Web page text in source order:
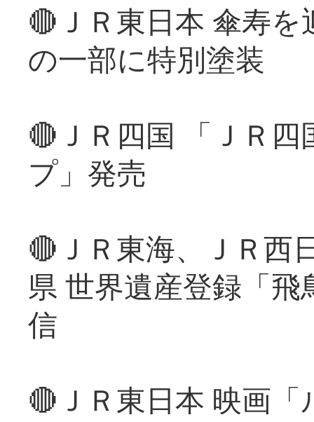
🔴ＪＲ東日本 傘寿
の一部に特別塗装
🔴ＪＲ四国 「ＪＲ
プ」発売
🔴ＪＲ東海、ＪＲ西
県 世界遺産登録「
信
🔴ＪＲ東日本 映画